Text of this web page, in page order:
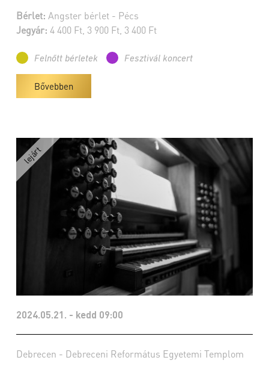
Bérlet: Angster bérlet - Pécs
Jegyár: 4 400 Ft, 3 900 Ft, 3 400 Ft
Felnőtt bérletek Fesztivál koncert
Bővebben
2024.05.21. - kedd 09:00
Debrecen - Debreceni Református Egyetemi Templom